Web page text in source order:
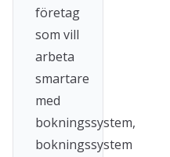
företag
som vill
arbeta
smartare
med
bokningssystem,
bokningssystem